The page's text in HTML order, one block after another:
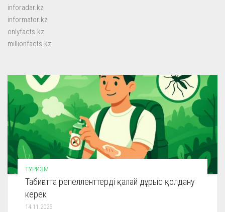
inforadar.kz
informator.kz
onlyfacts.kz
millionfacts.kz
ТУРИЗМ
Табиғатта репелленттерді қалай дұрыс қолдану
керек
14.11.2025